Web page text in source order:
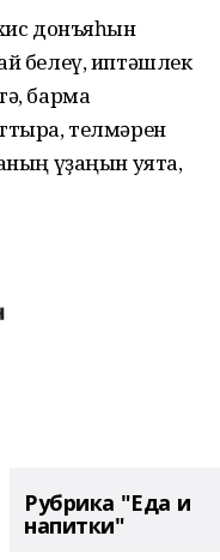
донъяһын
белеү, иптәшлек
бармаҡ
телмәрен
үҙаңын уята,
Рубрика "Еда и
напитки"